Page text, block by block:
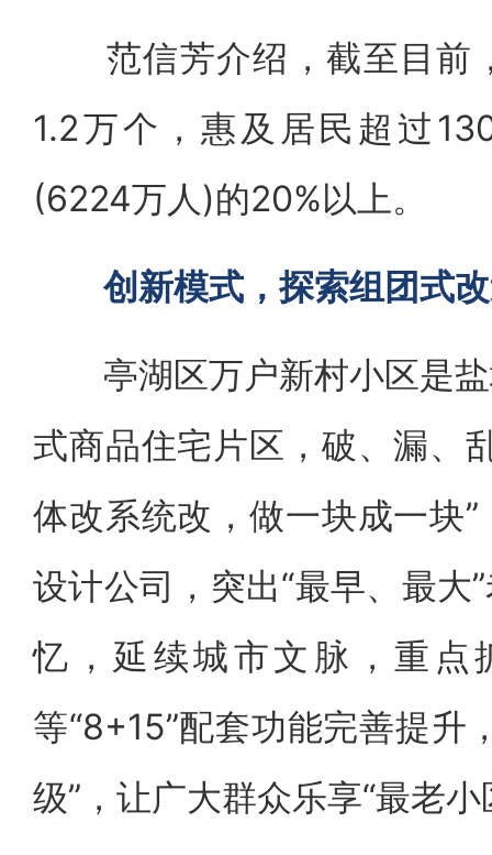
范信芳介绍，截至目前
1.2万个，惠及居民超过
(6224万人)的20%以上。
创新模式，探索组团式
亭湖区万户新村小区是盐
式商品住宅片区，破、漏、
体改系统改，做一块成一块
设计公司，突出“最早、最大
忆，延续城市文脉，重点
等“8+15”配套功能完善提升
级”，让广大群众乐享“最老